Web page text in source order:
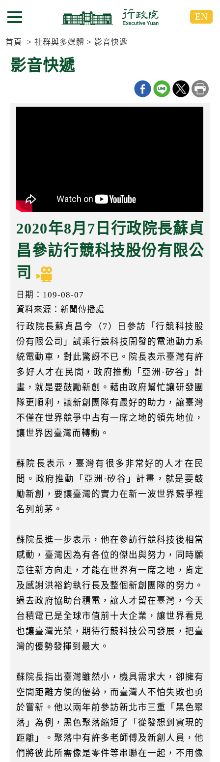
到
要
到
要
選單按鈕 EN
首頁 社群與多媒體 影音快遞
影音快遞
2020年8月7日行政院長蘇貞
昌參訪行競科技股份有限公
司
日期：109-08-07
資料來源：新聞傳播處
行政院長蘇貞昌今（7）日參訪「行競科技股
份有限公司」試乘行競科技開發的電池動力系
統電動車，對此驚訝不已。院長表示臺灣有許
多好人才在民間，政府推動「亞洲·矽谷」計
畫，就是要鼓勵新創。藉由政府幫忙讓研發團
隊更順利，讓新創團隊有最好的助力，讓臺灣
不僅在世界競爭中占有一席之地的領先地位，
讓世界因臺灣而轉動。
蘇院長表示，臺灣有很多非常好的人才在民
間。政府推動「亞洲·矽谷」計畫，就是要鼓
勵新創，要讓臺灣的實力在新一波世界競爭裡
名列前茅。
蘇院長進一步表示，他在參訪行競科技後相當
感動，臺灣因為有各位的傑出與努力，同時願
意往新方向走，才能在世界有一席之地，肯定
及感謝洪裕鈞執行長及整個新創團隊的努力。
過去政府協助台積電，讓人才留在臺灣，今天
台積電已是全球市值前十大企業，讓世界看見
也讓臺灣光榮，期待行競科技公司發展，把臺
灣的優勢發揮到最大。
蘇院長指出臺灣雖然小，機具需求大，卻擁有
空間距離方便的優勢，而臺灣人不怕失敗也勇
於嘗新。他以兩年前參訪新北市三重「黑色聚
落」為例，黑色聚落縮短了「從發想到實現的
距離」。聚落中有許多老師傅及新創人員，他
們將彼此所需像是零件等串聯在一起，不用像